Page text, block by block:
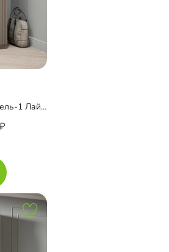
Тумба для обуви Шармель-1 Лайф Эмаль